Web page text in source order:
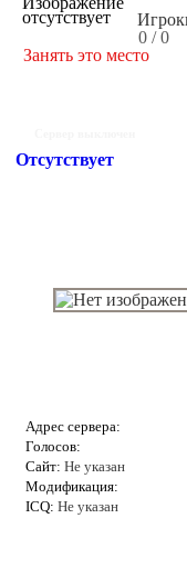
0 / 0
Занять это место
Отсутствует
Адрес сервера:
Голосов:
Сайт: Не указан
Модификация:
ICQ: Не указан